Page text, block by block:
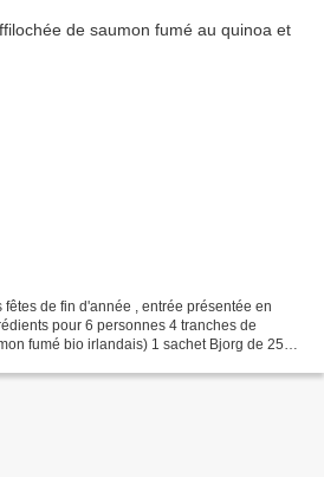
de fin d'année , entrée présentée en
pour 6 personnes 4 tranches de
fumé bio irlandais) 1 sachet Bjorg de 250g